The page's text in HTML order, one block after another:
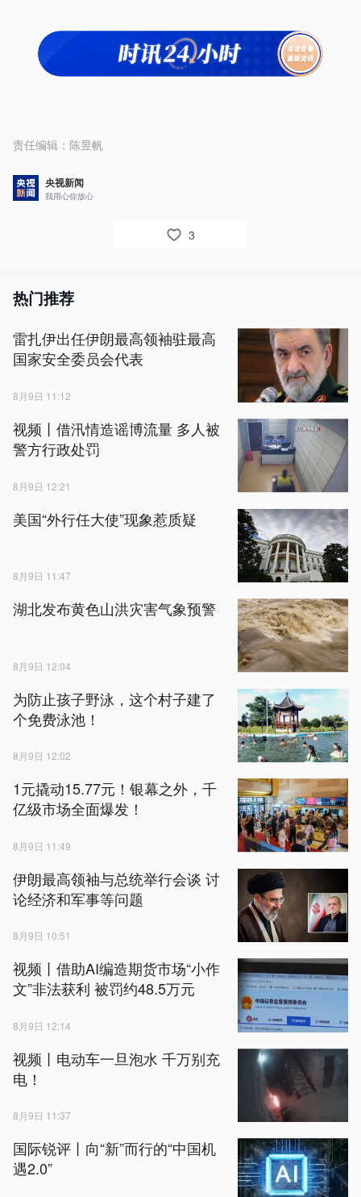
责任编辑： 陈昱帆
央视新闻
我用心你放心
3
热门推荐
雷扎伊出任伊朗最高领袖驻最高
国家安全委员会代表
8月9日 11:12
视频丨借汛情造谣博流量 多人被
警方行政处罚
8月9日 12:21
美国“外行任大使”现象惹质疑
8月9日 11:47
湖北发布黄色山洪灾害气象预警
8月9日 12:04
为防止孩子野泳，这个村子建了
个免费泳池！
8月9日 12:02
1元撬动15.77元！银幕之外，千
亿级市场全面爆发！
8月9日 11:49
伊朗最高领袖与总统举行会谈 讨
论经济和军事等问题
8月9日 10:51
视频丨借助AI编造期货市场“小作
文”非法获利 被罚约48.5万元
8月9日 12:14
视频丨电动车一旦泡水 千万别充
电！
8月9日 11:37
国际锐评丨向“新”而行的“中国机
遇2.0”